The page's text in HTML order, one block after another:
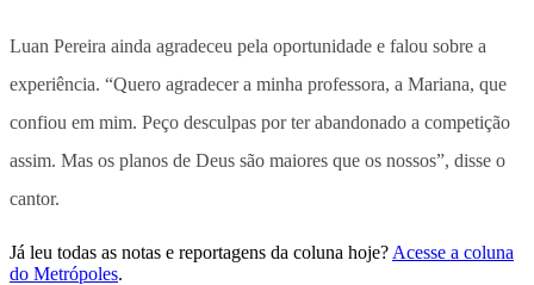
Luan Pereira ainda agradeceu pela oportunidade e falou sobre a
experiência. “Quero agradecer a minha professora, a Mariana, que
confiou em mim. Peço desculpas por ter abandonado a competição
assim. Mas os planos de Deus são maiores que os nossos”, disse o
cantor.
Já leu todas as notas e reportagens da coluna hoje? Acesse a coluna
do Metrópoles.